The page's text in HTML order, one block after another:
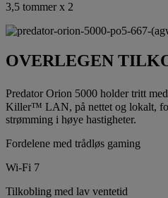
3,5 tommer x 2
OVERLEGEN
Predator Orion 5000 holder tritt
Killer™ LAN, på nettet og lokalt,
strømming i høye hastigheter.
Fordelene med trådløs gaming
Wi-Fi 7
Tilkobling med lav ventetid